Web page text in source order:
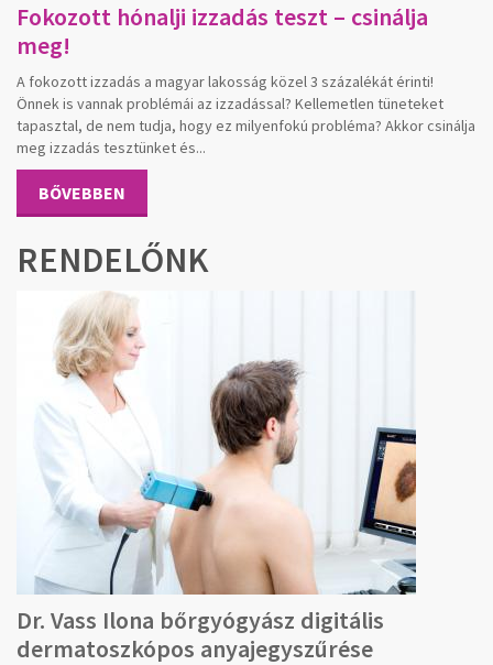
Fokozott hónalji izzadás teszt – csinálja
meg!
A fokozott izzadás a magyar lakosság közel 3 százalékát érinti!
Önnek is vannak problémái az izzadással? Kellemetlen tüneteket
tapasztal, de nem tudja, hogy ez milyenfokú probléma? Akkor csinálja
meg izzadás tesztünket és...
BŐVEBBEN
RENDELŐNK
Dr. Vass Ilona bőrgyógyász digitális
dermatoszkópos anyajegyszűrése